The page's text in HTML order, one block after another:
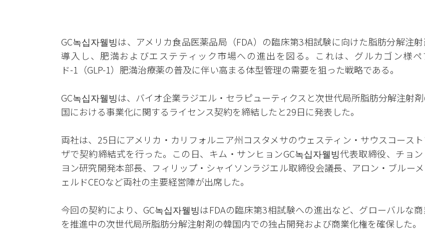
GC녹십자웰빙は、アメリカ食品医薬品局（FDA）の臨床第3相試験に向けた脂肪分解注
導入し、肥満およびエステティック市場への進出を図る。これは、グルカゴン様ペ
ド-1（GLP-1）肥満治療薬の普及に伴い高まる体型管理の需要を狙った戦略である。
GC녹십자웰빙は、バイオ企業ラジエル・セラピューティクスと次世代局所脂肪分解注射
国における事業化に関するライセンス契約を締結したと29日に発表した。
両社は、25日にアメリカ・カリフォルニア州コスタメサのウェスティン・サウスコースト
ザで契約締結式を行った。この日、キム・サンヒョンGC녹십자웰빙代表取締役、チョン
ヨン研究開発本部長、フィリップ・シャイソンラジエル取締役会議長、アロン・ブルーメ
ェルドCEOなど両社の主要経営陣が出席した。
今回の契約により、GC녹십자웰빙はFDAの臨床第3相試験への進出など、グローバルな
を推進中の次世代局所脂肪分解注射剤の韓国内での独占開発および商業化権を確保した。